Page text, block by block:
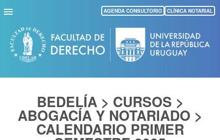
Pasar
al
contenido
principal
AGENDA CONSULTORIO CLÍNICA NOTARIAL
BEDELÍA > CURSOS >
ABOGACÍA Y NOTARIADO >
CALENDARIO PRIMER